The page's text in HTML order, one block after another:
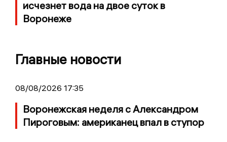
исчезнет вода на двое суток в
Воронеже
Главные новости
08/08/2026 17:35
Воронежская неделя с Александром
Пироговым: американец впал в ступор